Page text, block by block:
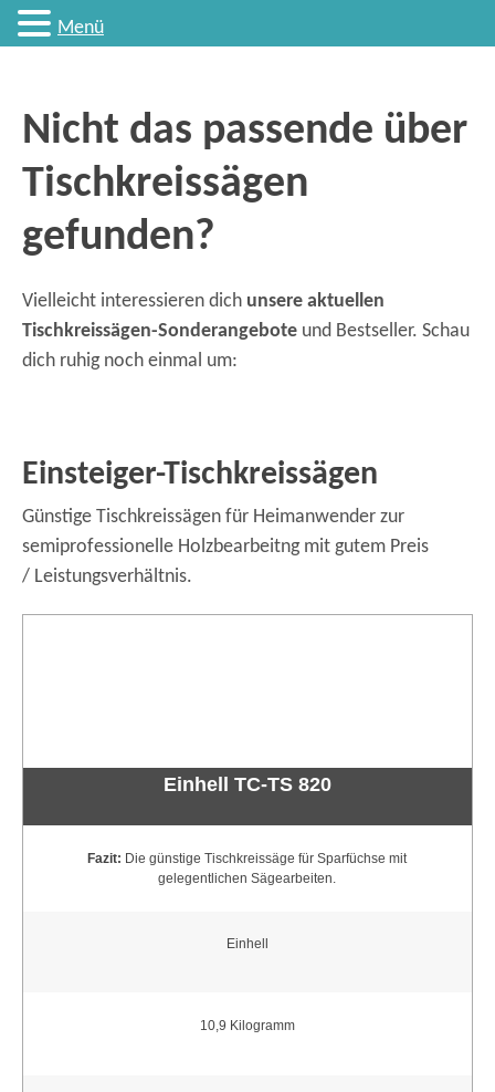
Nicht das passende über
Tischkreissägen
gefunden?
Vielleicht interessieren dich unsere aktuellen
Tischkreissägen-Sonderangebote und Bestseller. Schau
dich ruhig noch einmal um:
Einsteiger-Tischkreissägen
Günstige Tischkreissägen für Heimanwender zur
semiprofessionelle Holzbearbeitng mit gutem Preis
/ Leistungsverhältnis.
Einhell TC-TS 820
Fazit: Die günstige Tischkreissäge für Sparfüchse mit
gelegentlichen Sägearbeiten.
Einhell
10,9 Kilogramm
Menü